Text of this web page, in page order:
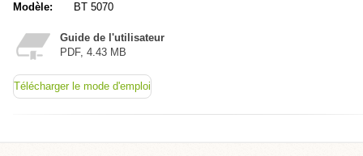
Modèle:
BT 5070
Guide de l'utilisateur
PDF, 4.43 MB
Télécharger le mode d'emploi